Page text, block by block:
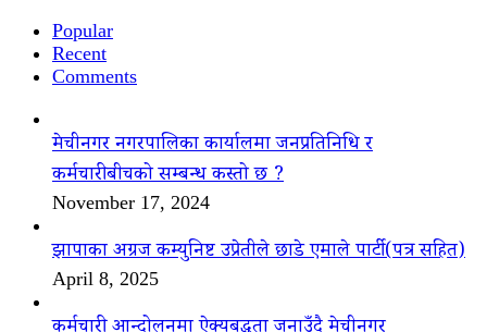
Popular
Recent
Comments
मेचीनगर नगरपालिका कार्यालमा जनप्रतिनिधि र
कर्मचारीबीचको सम्बन्ध कस्तो छ ?
November 17, 2024
झापाका अग्रज कम्युनिष्ट उप्रेतीले छाडे एमाले पार्टी(पत्र सहित)
April 8, 2025